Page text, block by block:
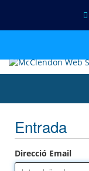
Entrada
Direcció Email